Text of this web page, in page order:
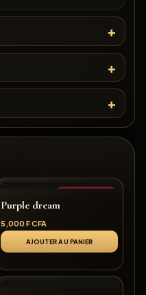
Purple dream
5,000 F CFA
AJOUTER AU PANIER